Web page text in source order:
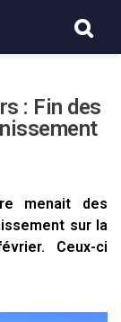
: Fin des
menait des
sur la
Ceux-ci